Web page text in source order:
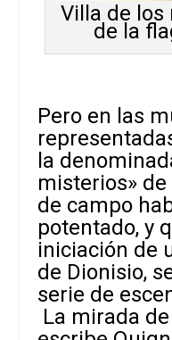
Villa de los
de la
Pero en las
la
misterios» de
de campo
potentado, y
iniciación de
de Dionisio,
serie de
La mirada